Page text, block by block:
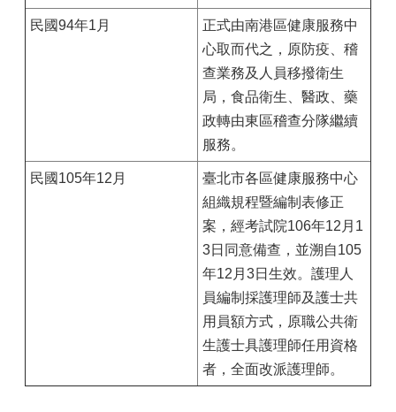
民國94年1月
正式由南港區健康服務中
心取而代之，原防疫、稽
查業務及人員移撥衛生
局，食品衛生、醫政、藥
政轉由東區稽查分隊繼續
服務。
民國105年12月
臺北市各區健康服務中心
組織規程暨編制表修正
案，經考試院106年12月1
3日同意備查，並溯自105
年12月3日生效。護理人
員編制採護理師及護士共
用員額方式，原職公共衛
生護士具護理師任用資格
者，全面改派護理師。